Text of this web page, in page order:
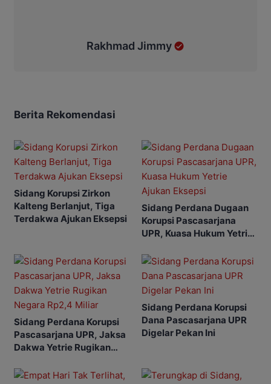
Rakhmad Jimmy
Berita Rekomendasi
Sidang Korupsi Zirkon
Kalteng Berlanjut, Tiga
Terdakwa Ajukan Eksepsi
Sidang Perdana Dugaan
Korupsi Pascasarjana
UPR, Kuasa Hukum Yetrie
Sidang Perdana Korupsi
Pascasarjana UPR, Jaksa
Dakwa Yetrie Rugikan
Sidang Perdana Korupsi
Dana Pascasarjana UPR
Digelar Pekan Ini